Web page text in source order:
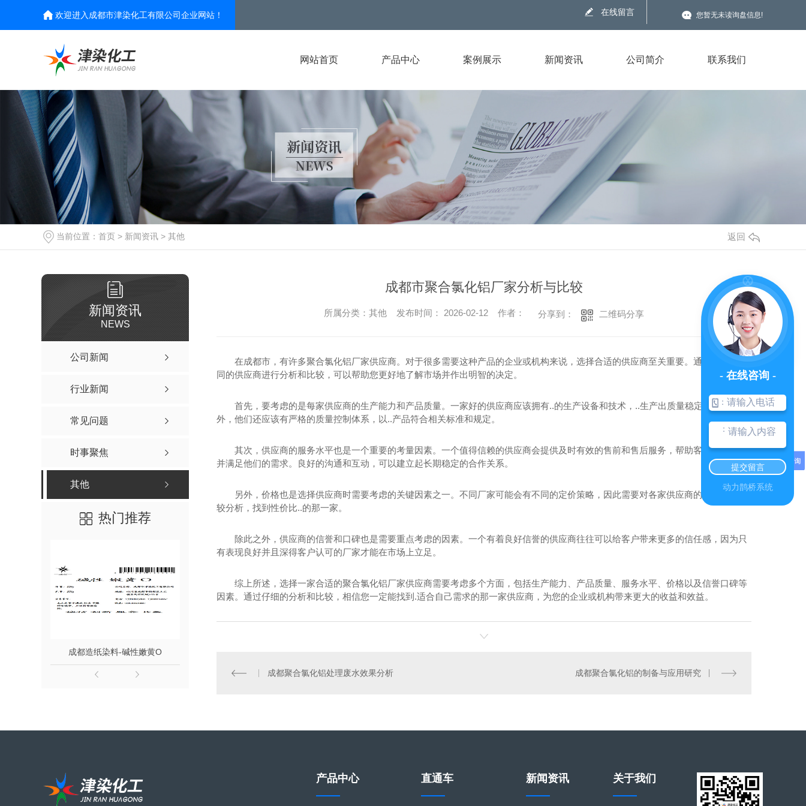
欢迎进入成都市津染化工有限公司企业网站！ 在线留言 您暂无未读询盘信息!
网站首页 产品中心 案例展示 新闻资讯 公司简介 联系我们
当前位置： 首页 > 新闻资讯 > 其他 返回
新闻资讯
NEWS
公司新闻
行业新闻
常见问题
时事聚焦
其他
热门推荐
成都造纸染料-碱性嫩黄O
成都市聚合氯化铝厂家分析与比较
所属分类：其他 发布时间： 2026-02-12 作者： 分享到： 二维码分享
在成都市，有许多聚合氯化铝厂家供应商。对于很多需要这种产品的企业或机构来说，选择合适的供应商至关重要。通过对这些不
同的供应商进行分析和比较，可以帮助您更好地了解市场并作出明智的决定。
首先，要考虑的是每家供应商的生产能力和产品质量。一家好的供应商应该拥有..的生产设备和技术，..生产出质量稳定的产品。此
外，他们还应该有严格的质量控制体系，以..产品符合相关标准和规定。
其次，供应商的服务水平也是一个重要的考量因素。一个值得信赖的供应商会提供及时有效的售前和售后服务，帮助客户解决问题
并满足他们的需求。良好的沟通和互动，可以建立起长期稳定的合作关系。
另外，价格也是选择供应商时需要考虑的关键因素之一。不同厂家可能会有不同的定价策略，因此需要对各家供应商的价格进行比
较分析，找到性价比..的那一家。
除此之外，供应商的信誉和口碑也是需要重点考虑的因素。一个有着良好信誉的供应商往往可以给客户带来更多的信任感，因为只
有表现良好并且深得客户认可的厂家才能在市场上立足。
综上所述，选择一家合适的聚合氯化铝厂家供应商需要考虑多个方面，包括生产能力、产品质量、服务水平、价格以及信誉口碑等
因素。通过仔细的分析和比较，相信您一定能找到.适合自己需求的那一家供应商，为您的企业或机构带来更大的收益和效益。
成都聚合氯化铝处理废水效果分析 成都聚合氯化铝的制备与应用研究
产品中心 直通车 新闻资讯 关于我们
- 在线咨询 -
：
：
提交留言
动力鹊桥系统